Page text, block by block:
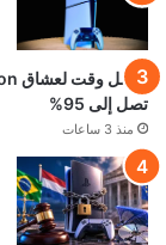
تصل إلى 95%
منذ 3 ساعات